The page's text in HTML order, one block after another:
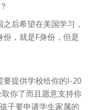
后希望在美国学习，
，就是F身份，但是
提供学校给你的I-20
你了而且愿意支持你
子要申请学生家属的